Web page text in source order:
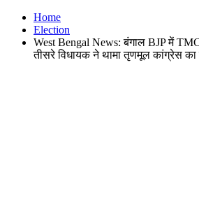
Home
Election
West Bengal News: बंगाल BJP में
तीसरे व‍िधायक ने थामा तृणमूल कांग्रेस का